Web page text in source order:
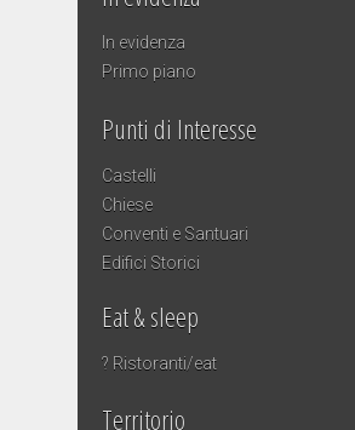
In evidenza
Primo piano
Punti di Interesse
Castelli
Chiese
Conventi e Santuari
Edifici Storici
Eat & sleep
? Ristoranti/eat
Territorio